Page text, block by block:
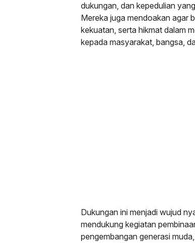
dukungan, dan kepedulian
Mereka juga mendoakan agar
kekuatan, serta hikmat dalam
kepada masyarakat, bangsa,
Dukungan ini menjadi wujud
mendukung kegiatan
pengembangan generasi